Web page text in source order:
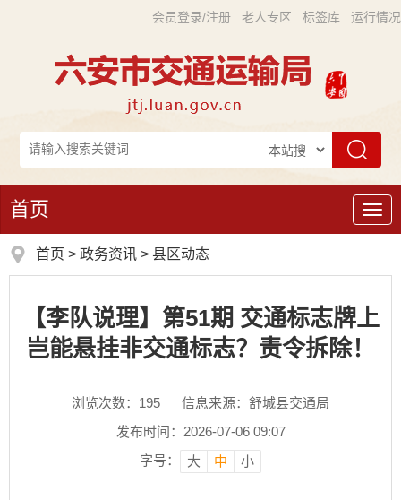
会员登录/注册 老人专区 标签库 运行情况
导
航
首页
首页 > 政务资讯 > 县区动态
【李队说理】第51期 交通标志牌上
岂能悬挂非交通标志？责令拆除！
浏览次数： 195
信息来源：舒城县交通局
发布时间：2026-07-06 09:07
字号：
大 中 小